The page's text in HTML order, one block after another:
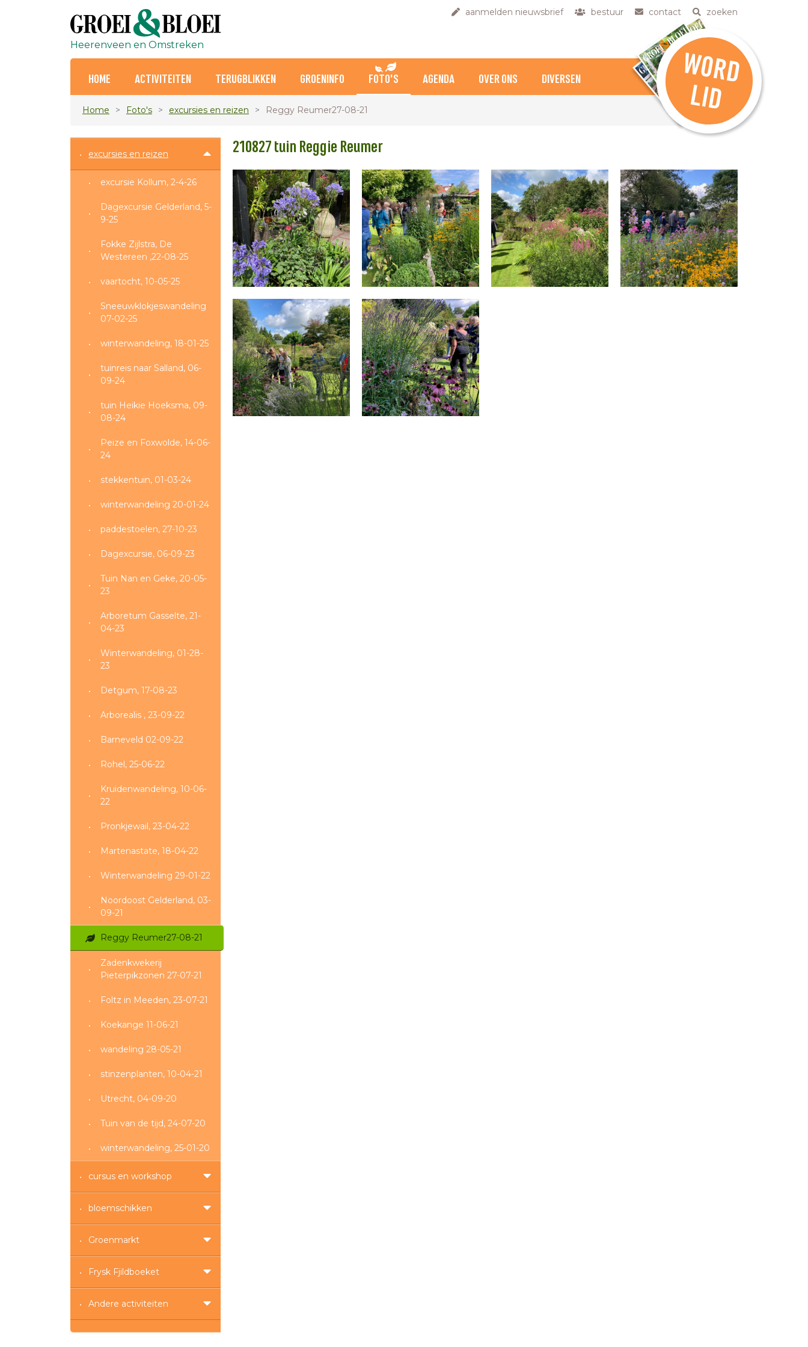
aanmelden nieuwsbrief bestuur contact zoeken
Heerenveen en Omstreken
HOME ACTIVITEITEN TERUGBLIKKEN GROENINFO FOTO'S AGENDA OVER ONS DIVERSEN W
O
R
D
L
ID
Home Foto's excursies en reizen Reggy Reumer27-08-21
excursies en reizen
excursie Kollum, 2-4-26
Dagexcursie Gelderland, 5-
9-25
Fokke Zijlstra, De
Westereen ,22-08-25
vaartocht, 10-05-25
Sneeuwklokjeswandeling
07-02-25
winterwandeling, 18-01-25
tuinreis naar Salland, 06-
09-24
tuin Heikie Hoeksma, 09-
08-24
Peize en Foxwolde, 14-06-
24
stekkentuin, 01-03-24
winterwandeling 20-01-24
paddestoelen, 27-10-23
Dagexcursie, 06-09-23
Tuin Nan en Geke, 20-05-
23
Arboretum Gasselte, 21-
04-23
Winterwandeling, 01-28-
23
Detgum, 17-08-23
Arborealis , 23-09-22
Barneveld 02-09-22
Rohel, 25-06-22
Kruidenwandeling, 10-06-
22
Pronkjewail, 23-04-22
Martenastate, 18-04-22
Winterwandeling 29-01-22
Noordoost Gelderland, 03-
09-21
Reggy Reumer27-08-21
Zadenkwekerij
Pieterpikzonen 27-07-21
Foltz in Meeden, 23-07-21
Koekange 11-06-21
wandeling 28-05-21
stinzenplanten, 10-04-21
Utrecht, 04-09-20
Tuin van de tijd, 24-07-20
winterwandeling, 25-01-20
cursus en workshop
bloemschikken
Groenmarkt
Frysk Fjildboeket
Andere activiteiten
210827 tuin Reggie Reumer